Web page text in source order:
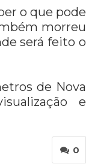
o que pode
morreu
será feito o
de Nova
e
0